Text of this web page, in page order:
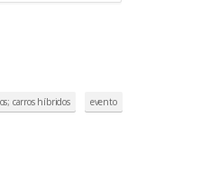
carros híbridos evento